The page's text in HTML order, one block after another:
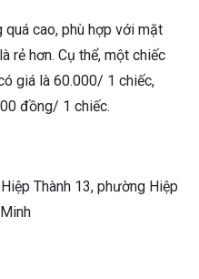
quá cao, phù hợp với mặt
rẻ hơn. Cụ thể, một chiếc
giá là 60.000/ 1 chiếc,
đồng/ 1 chiếc.
Thành 13, phường Hiệp